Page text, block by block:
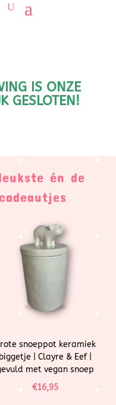
IS ONZE
GESLOTEN!
én de
snoeppot keramiek
biggetje | Clayre & Eef |
met vegan snoep
€16,95